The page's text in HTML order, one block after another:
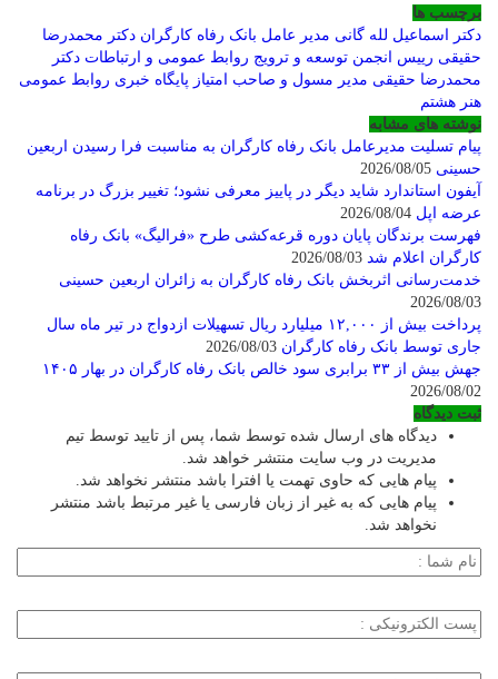
برچسب ها
دکتر اسماعیل لله گانی مدیر عامل بانک رفاه کارگران دکتر محمدرضا
حقیقی رییس انجمن توسعه و ترویج روابط عمومی و ارتباطات دکتر
محمدرضا حقیقی مدیر مسول و صاحب امتیاز پایگاه خبری روابط عمومی
هنر هشتم
نوشته های مشابه
پیام تسلیت مدیرعامل بانک رفاه کارگران به مناسبت فرا رسیدن اربعین
حسینی
آیفون استاندارد شاید دیگر در پاییز معرفی نشود؛ تغییر بزرگ در برنامه
عرضه اپل
فهرست برندگان پایان دوره قرعه‌کشی طرح «فرالیگ» بانک رفاه
کارگران اعلام شد
خدمت‌رسانی اثربخش بانک رفاه کارگران به زائران اربعین حسینی
2026/08/03
پرداخت بیش از ۱۲,۰۰۰ میلیارد ریال تسهیلات ازدواج در تیر ماه سال
جاری توسط بانک رفاه کارگران
جهش بیش از ۳۳ برابری سود خالص بانک رفاه کارگران در بهار ۱۴۰۵
2026/08/02
ثبت دیدگاه
دیدگاه های ارسال شده توسط شما، پس از تایید توسط تیم
مدیریت در وب سایت منتشر خواهد شد.
پیام هایی که حاوی تهمت یا افترا باشد منتشر نخواهد شد.
پیام هایی که به غیر از زبان فارسی یا غیر مرتبط باشد منتشر
نخواهد شد.